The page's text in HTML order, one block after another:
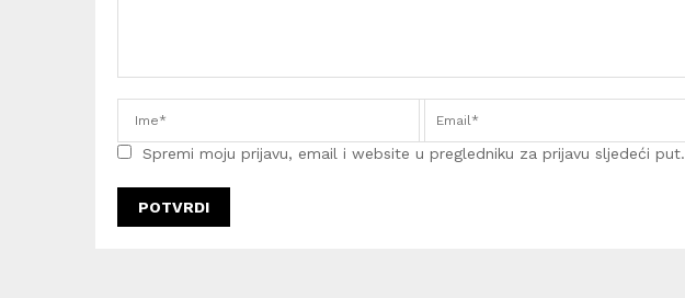
Spremi moju prijavu, email i website u pregledniku za prijavu sljedeći put.